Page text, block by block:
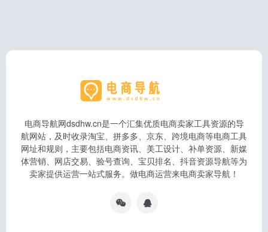
电商导航网dsdhw.cn是一个汇集优质电商卖家工具资源的导
航网站，及时收录淘宝、拼多多、京东、跨境电商等电商工具
网址和规则，主要包括电商资讯、美工设计、补单资源、新媒
体营销、网店交易、验号查询、宝贝排名、抖音资源导航等为
卖家提供运营一站式服务。做电商运营来电商卖家导航！